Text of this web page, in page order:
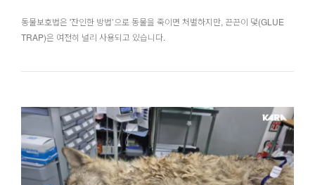
동물보호법은 '잔인한 방법’으로 동물을 죽이면 처벌하지만, 끈끈이 덫(GLUE
TRAP)은 여전히 널리 사용되고 있습니다.